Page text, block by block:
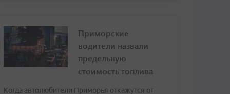
Приморские
водители назвали
предельную
стоимость топлива
Когда автолюбители Приморья откажутся от